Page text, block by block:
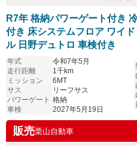
R7年 格納パワーゲート付き
付き 床システムフロア ワイ
ル 日野デュトロ 車検付き
年式
令和7年5月
走行距離
1千km
ミッション
6MT
サス
リーフサス
パワーゲート 格納
車検
2027年5月19日
販売栗山自動車